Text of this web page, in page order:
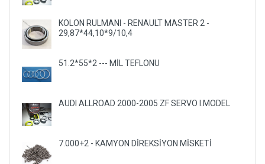
KOLON RULMANI - RENAULT MASTER 2 -
29,87*44,10*9/10,4
51.2*55*2 --- MİL TEFLONU
AUDI ALLROAD 2000-2005 ZF SERVO I.MODEL
7.000+2 - KAMYON DİREKSİYON MİSKETİ